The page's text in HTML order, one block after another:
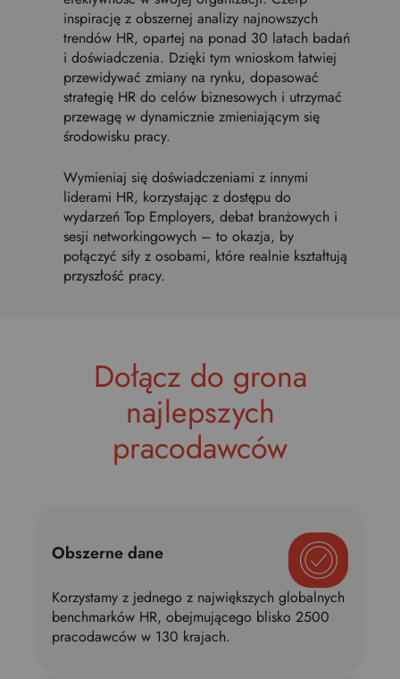
inspirację z obszernej analizy najnowszych
trendów HR, opartej na ponad 30 latach badań
i doświadczenia. Dzięki tym wnioskom łatwiej
przewidywać zmiany na rynku, dopasować
strategię HR do celów biznesowych i utrzymać
przewagę w dynamicznie zmieniającym się
środowisku pracy.
Wymieniaj się doświadczeniami z innymi
liderami HR, korzystając z dostępu do
wydarzeń Top Employers, debat branżowych i
sesji networkingowych – to okazja, by
połączyć siły z osobami, które realnie kształtują
przyszłość pracy.
Dołącz do grona
najlepszych
pracodawców
Obszerne dane
Korzystamy z jednego z największych globalnych
benchmarków HR, obejmującego blisko 2500
pracodawców w 130 krajach.